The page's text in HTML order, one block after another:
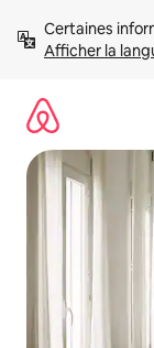
directement
Afficher la